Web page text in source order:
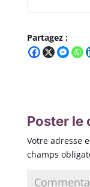
Partagez :
Poster le
Votre adresse
champs